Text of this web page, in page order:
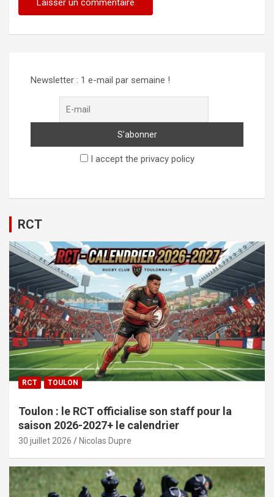
Newsletter : 1 e-mail par semaine !
I accept the privacy policy
RCT
RCT TOULON
Toulon : le RCT officialise son staff pour la
saison 2026-2027+ le calendrier
30 juillet 2026 Nicolas Dupre